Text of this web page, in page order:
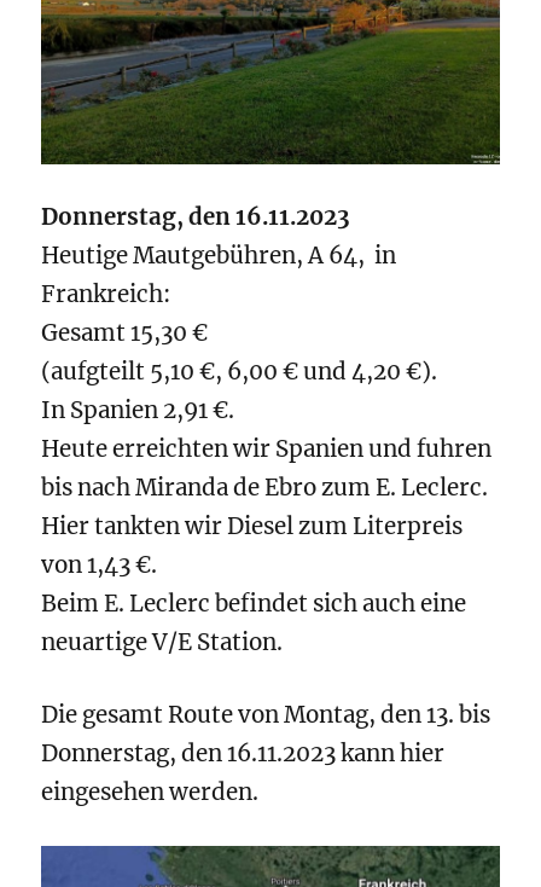
Donnerstag, den 16.11.2023
Heutige Mautgebühren, A 64, in
Frankreich:
Gesamt 15,30 €
(aufgteilt 5,10 €, 6,00 € und 4,20 €).
In Spanien 2,91 €.
Heute erreichten wir Spanien und fuhren
bis nach Miranda de Ebro zum E. Leclerc.
Hier tankten wir Diesel zum Literpreis
von 1,43 €.
Beim E. Leclerc befindet sich auch eine
neuartige V/E Station.
Die gesamt Route von Montag, den 13. bis
Donnerstag, den 16.11.2023 kann hier
eingesehen werden.